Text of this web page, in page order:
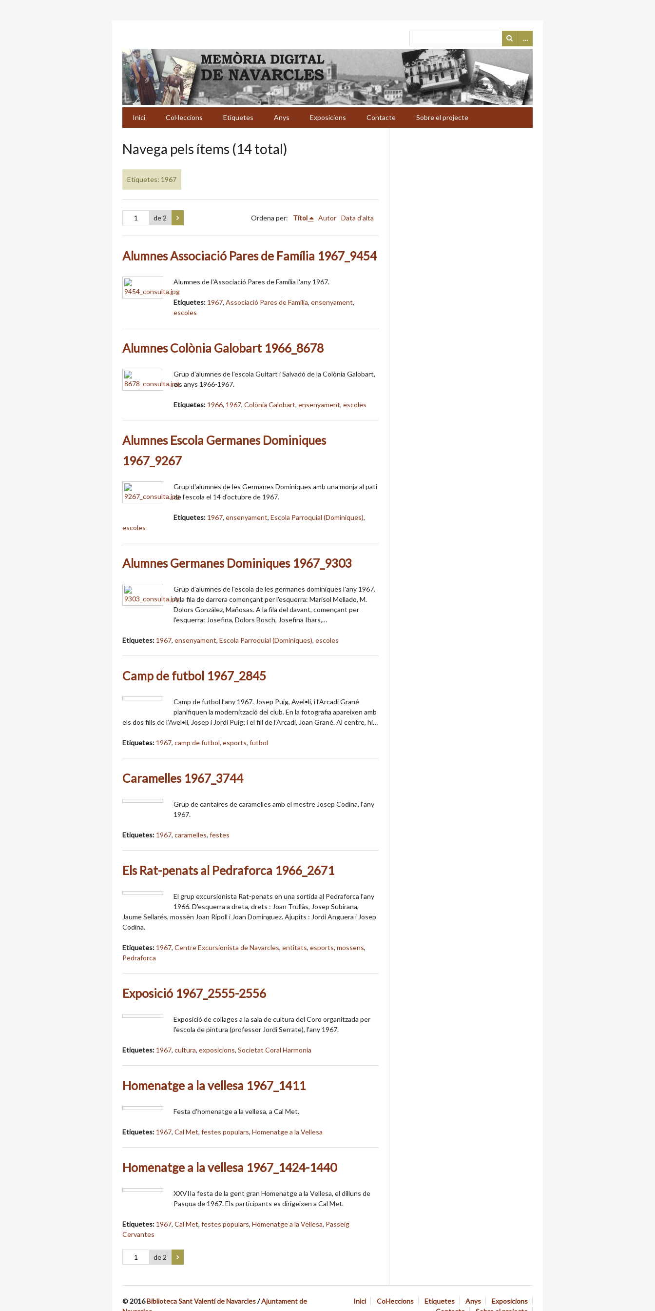
…
Inici Col·leccions Etiquetes Anys Exposicions Contacte Sobre el projecte
Navega pels ítems (14 total)
Etiquetes: 1967
de 2 Ordena per: Títol Autor Data d'alta
Alumnes Associació Pares de Família 1967_9454
Alumnes de l'Associació Pares de Família l'any 1967.
Etiquetes: 1967, Associació Pares de Familia, ensenyament,
escoles
Alumnes Colònia Galobart 1966_8678
Grup d'alumnes de l'escola Guitart i Salvadó de la Colònia Galobart,
els anys 1966-1967.
Etiquetes: 1966, 1967, Colònia Galobart, ensenyament, escoles
Alumnes Escola Germanes Dominiques
1967_9267
Grup d'alumnes de les Germanes Dominiques amb una monja al pati
de l'escola el 14 d'octubre de 1967.
Etiquetes: 1967, ensenyament, Escola Parroquial (Dominiques),
escoles
Alumnes Germanes Dominiques 1967_9303
Grup d'alumnes de l'escola de les germanes dominiques l'any 1967.
A la fila de darrera començant per l'esquerra: Marisol Mellado, M.
Dolors González, Mañosas. A la fila del davant, començant per
l'esquerra: Josefina, Dolors Bosch, Josefina Ibars,…
Etiquetes: 1967, ensenyament, Escola Parroquial (Dominiques), escoles
Camp de futbol 1967_2845
Camp de futbol l’any 1967. Josep Puig, Avel•lí, i l’Arcadi Grané
planifiquen la modernització del club. En la fotografia apareixen amb
els dos fills de l’Avel•lí, Josep i Jordi Puig; i el fill de l’Arcadi, Joan Grané. Al centre, hi…
Etiquetes: 1967, camp de futbol, esports, futbol
Caramelles 1967_3744
Grup de cantaires de caramelles amb el mestre Josep Codina, l'any
1967.
Etiquetes: 1967, caramelles, festes
Els Rat-penats al Pedraforca 1966_2671
El grup excursionista Rat-penats en una sortida al Pedraforca l'any
1966. D'esquerra a dreta, drets : Joan Trullàs, Josep Subirana,
Jaume Sellarés, mossèn Joan Ripoll i Joan Dominguez. Ajupits : Jordi Anguera i Josep
Codina.
Etiquetes: 1967, Centre Excursionista de Navarcles, entitats, esports, mossens,
Pedraforca
Exposició 1967_2555-2556
Exposició de collages a la sala de cultura del Coro organitzada per
l'escola de pintura (professor Jordi Serrate), l'any 1967.
Etiquetes: 1967, cultura, exposicions, Societat Coral Harmonia
Homenatge a la vellesa 1967_1411
Festa d'homenatge a la vellesa, a Cal Met.
Etiquetes: 1967, Cal Met, festes populars, Homenatge a la Vellesa
Homenatge a la vellesa 1967_1424-1440
XXVIIa festa de la gent gran Homenatge a la Vellesa, el dilluns de
Pasqua de 1967. Els participants es dirigeixen a Cal Met.
Etiquetes: 1967, Cal Met, festes populars, Homenatge a la Vellesa, Passeig
Cervantes
de 2
Inici Col·leccions Etiquetes Anys
Exposicions
© 2016Biblioteca Sant Valentí de Navarcles/Ajuntament de